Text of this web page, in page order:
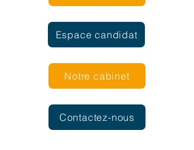
Espace candidat
Contactez-nous
Notre cabinet